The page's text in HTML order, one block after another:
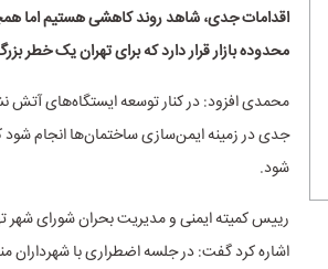
اقدامات جدی، شاهد روند کاهشی هستیم اما
محدوده بازار قرار دارد که برای تهران یک خطر
محمدی افزود: در کنار توسعه ایستگاه‌های آتش
جدی در زمینه ایمن‌سازی ساختمان‌ها انجام شود
شود.
اشاره کرد گفت: در جلسه اضطراری با شهرداران